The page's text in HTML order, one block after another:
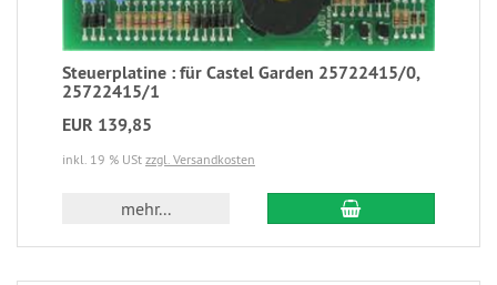
Steuerplatine : für Castel Garden 25722415/0,
25722415/1
EUR 139,85
inkl. 19 % USt zzgl. Versandkosten
mehr...